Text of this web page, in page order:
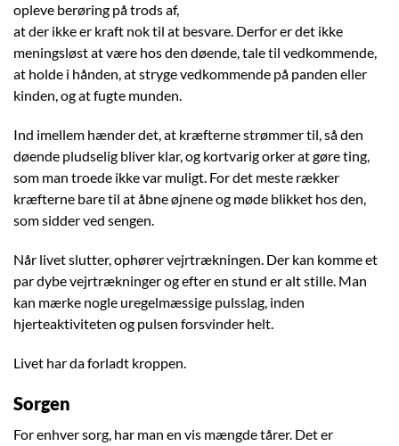
opleve berøring på trods af,
at der ikke er kraft nok til at besvare. Derfor er det ikke
meningsløst at være hos den døende, tale til vedkommende,
at holde i hånden, at stryge vedkommende på panden eller
kinden, og at fugte munden.
Ind imellem hænder det, at kræfterne strømmer til, så den
døende pludselig bliver klar, og kortvarig orker at gøre ting,
som man troede ikke var muligt. For det meste rækker
kræfterne bare til at åbne øjnene og møde blikket hos den,
som sidder ved sengen.
Når livet slutter, ophører vejrtrækningen. Der kan komme et
par dybe vejrtrækninger og efter en stund er alt stille. Man
kan mærke nogle uregelmæssige pulsslag, inden
hjerteaktiviteten og pulsen forsvinder helt.
Livet har da forladt kroppen.
Sorgen
For enhver sorg, har man en vis mængde tårer. Det er